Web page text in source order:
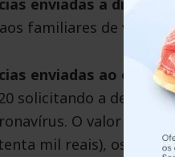
enviadas a diversos:
familiares de
enviadas ao
solicitando a
O valor total
mil reais), os